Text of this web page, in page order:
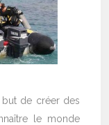
but de créer des
le monde